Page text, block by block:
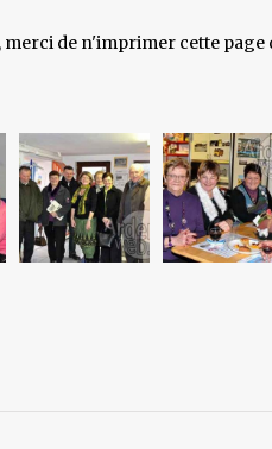
de n'imprimer cette page